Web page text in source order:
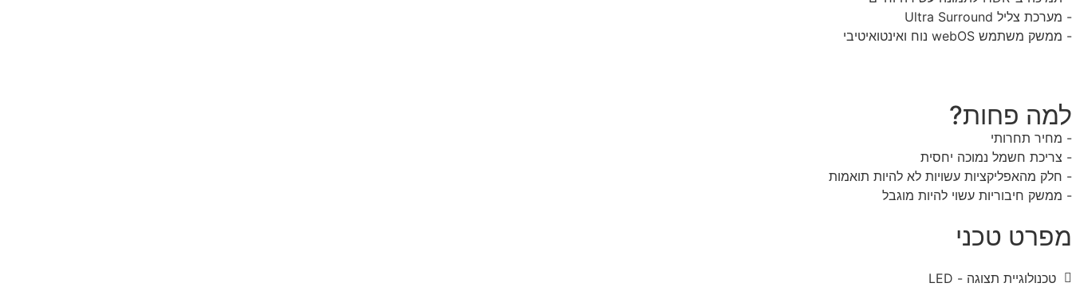
- מערכת צליל Ultra Surround
- ממשק משתמש webOS נוח ואינטואיטיבי
למה פחות?
- מחיר תחרותי
- צריכת חשמל נמוכה יחסית
- חלק מהאפליקציות עשויות לא להיות תואמות
- ממשק חיבוריות עשוי להיות מוגבל
מפרט טכני
טכנולוגיית תצוגה - LED